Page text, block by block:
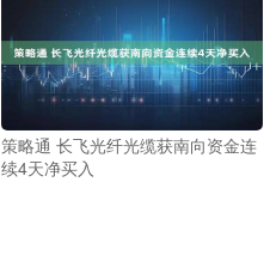
策略通 长飞光纤光缆获南向资金连
续4天净买入